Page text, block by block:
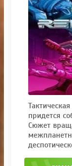
придется
Сюжет